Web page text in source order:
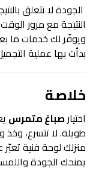
الجودة لا تتعلق
النتيجة مع مرور
ويوفّر لك خدمات ما
بدأت بها عملية
خلاصة
اختيارصباغ متمرس
طويلة. لا تتسرع،
منزلك لوحة فنية
يمنحك الجودة